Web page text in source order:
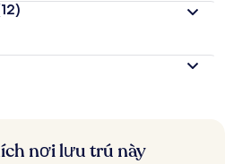
nơi lưu trú này